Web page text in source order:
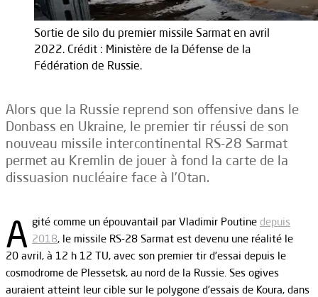
Sortie de silo du premier missile Sarmat en avril
2022. Crédit : Ministère de la Défense de la
Fédération de Russie.
Alors que la Russie reprend son offensive dans le
Donbass en Ukraine, le premier tir réussi de son
nouveau missile intercontinental RS-28 Sarmat
permet au Kremlin de jouer à fond la carte de la
dissuasion nucléaire face à l’Otan.
A gité comme un épouvantail par Vladimir Poutine depuis
2018, le missile RS-28 Sarmat est devenu une réalité le
20 avril, à 12 h 12 TU, avec son premier tir d’essai depuis le
cosmodrome de Plessetsk, au nord de la Russie. Ses ogives
auraient atteint leur cible sur le polygone d’essais de Koura, dans